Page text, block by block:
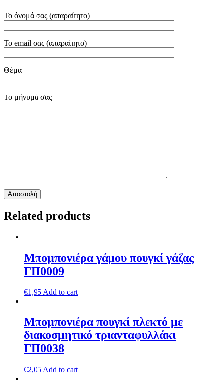
Το όνομά σας (απαραίτητο)
Το email σας (απαραίτητο)
Θέμα
Το μήνυμά σας
Related products
Μπομπονιέρα γάμου πουγκί γάζας
ΓΠ0009
€1,95 Add to cart
Μπομπονιέρα πουγκί πλεκτό με
διακοσμητικό τριανταφυλλάκι
ΓΠ0038
€2,05 Add to cart